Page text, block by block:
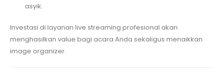
asyik.
Investasi di layanan live streaming profesional akan
menghasilkan value bagi acara Anda sekaligus menaikkan
image organizer.